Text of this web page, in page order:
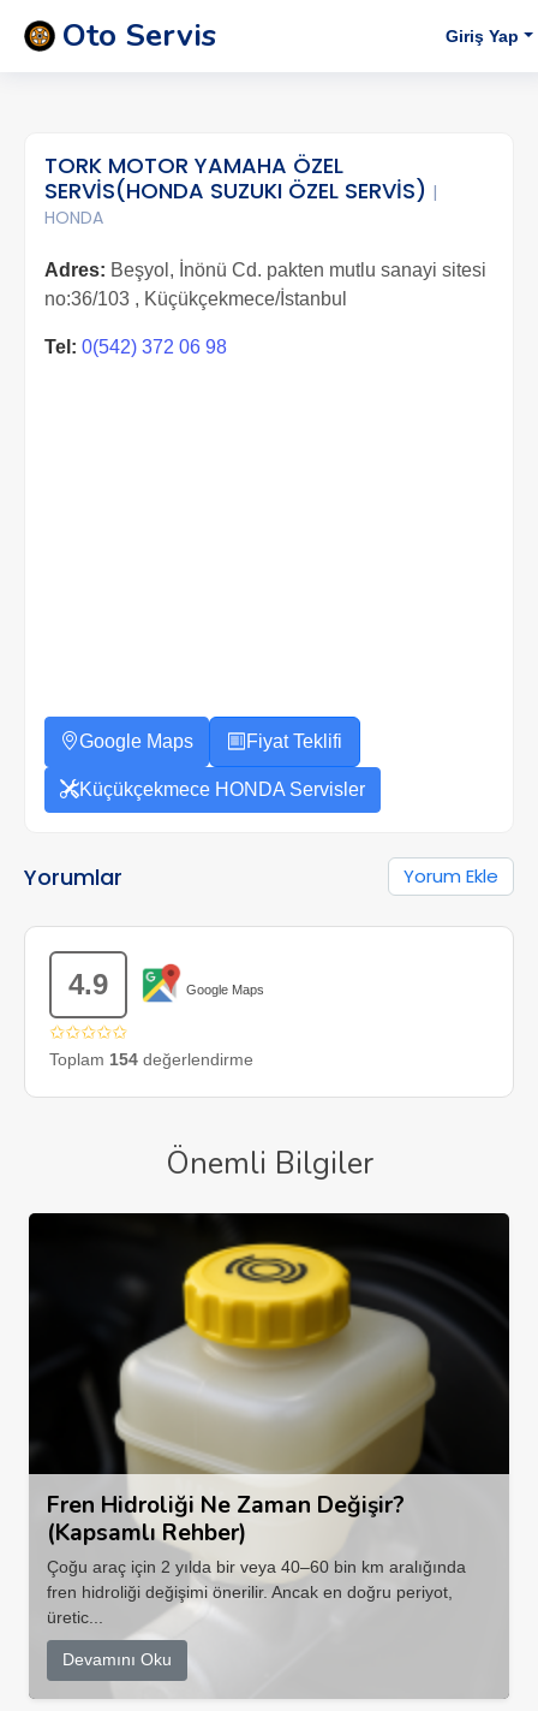
Oto Servis Giriş Yap
TORK MOTOR YAMAHA ÖZEL
SERVİS(HONDA SUZUKI ÖZEL SERVİS) |
HONDA
Adres: Beşyol, İnönü Cd. pakten mutlu sanayi sitesi
no:36/103 , Küçükçekmece/İstanbul
Tel: 0(542) 372 06 98
Google Maps Fiyat Teklifi
Küçükçekmece HONDA Servisler
Yorumlar Yorum Ekle
4.9 Google Maps
✩✩✩✩✩
Toplam 154 değerlendirme
Önemli Bilgiler
Fren Hidroliği Ne Zaman Değişir?
(Kapsamlı Rehber)
Çoğu araç için 2 yılda bir veya 40–60 bin km aralığında
fren hidroliği değişimi önerilir. Ancak en doğru periyot,
üretic...
Devamını Oku